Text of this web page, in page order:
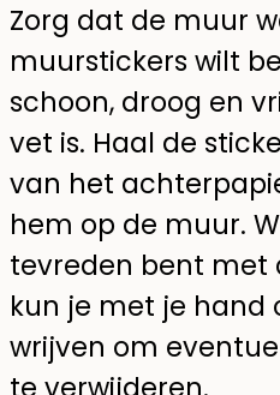
Zorg dat de muur
muurstickers wilt
schoon, droog en
vet is. Haal de
van het
hem op de muur.
tevreden bent met
kun je met je hand
wrijven om